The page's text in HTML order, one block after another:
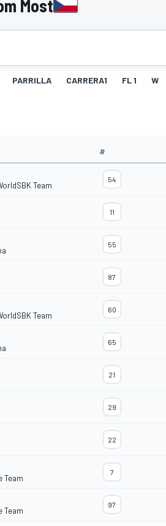
Most
PARRILLA CARRERA1 FL 1 W
#
Team
54
11
55
87
Team
60
65
21
29
22
Team
7
Team
97